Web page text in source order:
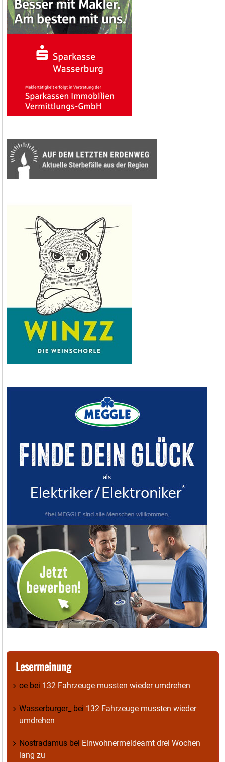
Lesermeinung
oe bei 132 Fahrzeuge mussten wieder umdrehen
Wasserburger_ bei 132 Fahrzeuge mussten wieder
umdrehen
Nostradamus bei Einwohnermeldeamt drei Wochen
lang zu